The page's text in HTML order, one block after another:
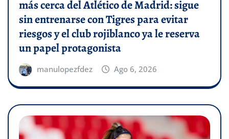
más cerca del Atlético de Madrid: sigue
sin entrenarse con Tigres para evitar
riesgos y el club rojiblanco ya le reserva
un papel protagonista
manulopezfdez Ago 6, 2026